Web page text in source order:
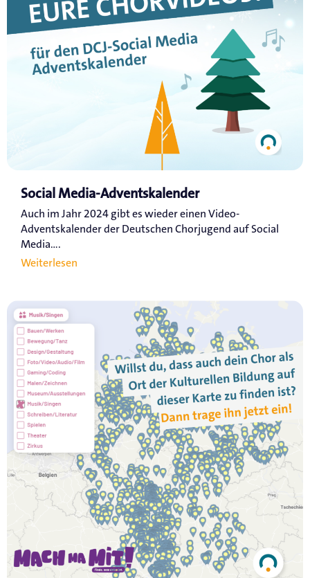
Social Media-Adventskalender
Auch im Jahr 2024 gibt es wieder einen Video-
Adventskalender der Deutschen Chorjugend auf Social
Media....
Weiterlesen